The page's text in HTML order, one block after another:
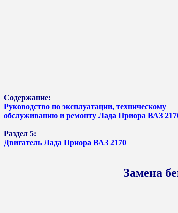
Содержание:
Руководство по эксплуатации, техническому
обслуживанию и ремонту Лада Приора ВАЗ
Раздел 5:
Двигатель Лада Приора ВАЗ 2170
Замена